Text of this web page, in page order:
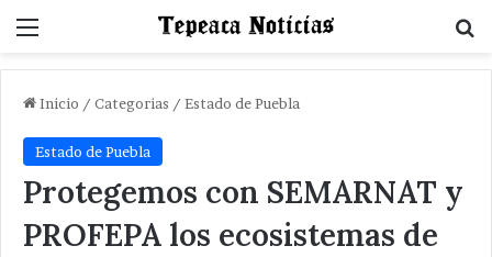
Menu
Inicio / Categorias / Estado de Puebla
Estado de Puebla
Protegemos con SEMARNAT y
PROFEPA los ecosistemas de